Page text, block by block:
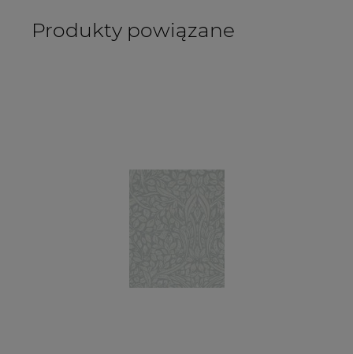
Produkty powiązane